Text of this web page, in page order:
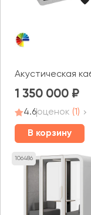
Акустическая
1 350 000
4.6оценок (1)
В корзину
106486